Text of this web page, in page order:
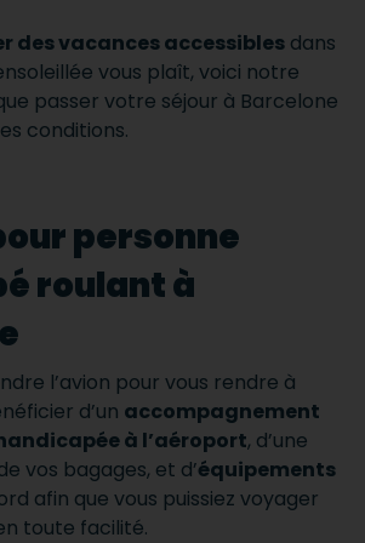
des vacances accessibles dans
vous plaît, voici notre
passer votre séjour à Barcelone
conditions.
personne
roulant à
l’avion pour vous rendre à
d’un accompagnement
à l’aéroport, d’une
vos bagages, et d’équipements
afin que vous puissiez voyager
toute facilité.